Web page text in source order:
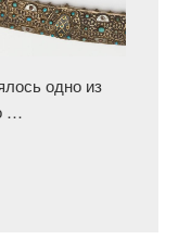
одно из
…